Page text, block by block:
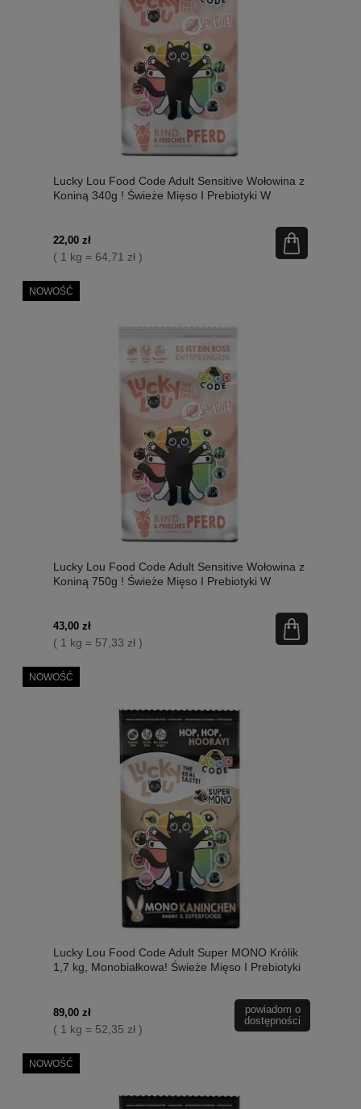
Lucky Lou Food Code Adult Sensitive Wołowina z
Koniną 340g ! Świeże Mięso I Prebiotyki W
Kocimiętki! Wysoka Zawartość Tauryny! Nowość!
22,00 zł
( 1 kg = 64,71 zł )
Lucky Lou Food Code Adult Sensitive Wołowina z
Koniną 750g ! Świeże Mięso I Prebiotyki W
Kocimiętki! Wysoka Zawartość Tauryny! Nowość!
43,00 zł
( 1 kg = 57,33 zł )
NOWOŚĆ
Lucky Lou Food Code Adult Super MONO Królik
1,7 kg, Monobiałkowa! Świeże Mięso I Prebiotyki
89,00 zł
( 1 kg = 52,35 zł )
powiadom o
dostępności
NOWOŚĆ
NOWOŚĆ